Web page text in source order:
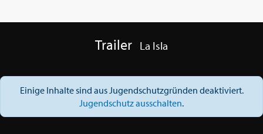
Trailer La Isla
Einige Inhalte sind aus Jugendschutzgründen deaktiviert.
Jugendschutz ausschalten.